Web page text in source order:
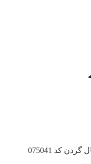
کد 075041